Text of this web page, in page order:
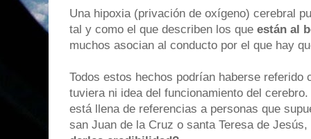
Una hipoxia (privación de oxígeno) cerebral
tal y como el que describen los que están al
muchos asocian al conducto por el que hay
Todos estos hechos podrían haberse
tuviera ni idea del funcionamiento del
está llena de referencias a personas que
san Juan de la Cruz o santa Teresa de Jesús,